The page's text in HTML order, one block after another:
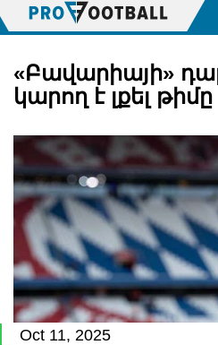
«Բավարիայի»
կարող է լքել թիմը
Oct 11, 2025